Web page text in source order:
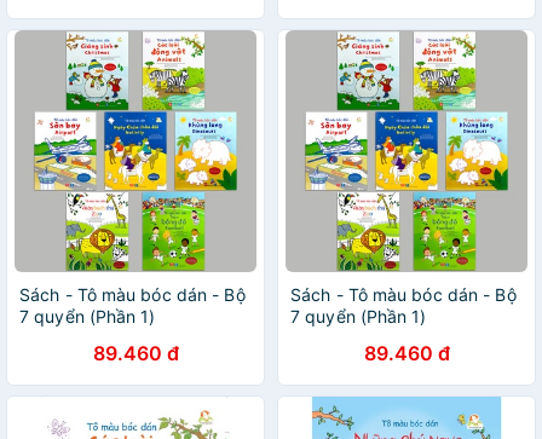
Sách - Tô màu bóc dán - Bộ
7 quyển (Phần 1)
89.460 đ
Sách - Tô màu bóc dán - Bộ
7 quyển (Phần 1)
89.460 đ